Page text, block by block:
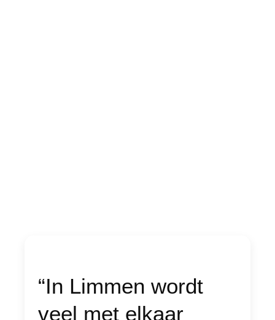
“In Limmen wordt
veel met elkaar